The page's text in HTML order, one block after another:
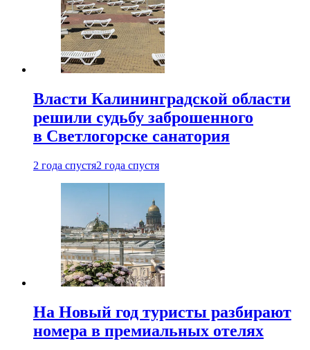
Власти Калининградской области
решили судьбу заброшенного
в Светлогорске санатория
2 года спустя2 года спустя
На Новый год туристы разбирают
номера в премиальных отелях